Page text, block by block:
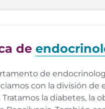
de
de
con la división
Tratamos la diabetes, la